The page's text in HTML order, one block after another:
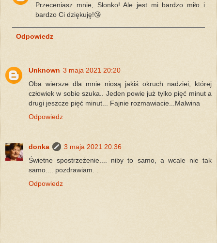
Przeceniasz mnie, Słonko! Ale jest mi bardzo miło i
bardzo Ci dziękuję!😘
Odpowiedz
Unknown 3 maja 2021 20:20
Oba wiersze dla mnie niosą jakiś okruch nadziei, której
człowiek w sobie szuka.. Jeden powie już tylko pięć minut a
drugi jeszcze pięć minut... Fajnie rozmawiacie...Malwina
Odpowiedz
donka
3 maja 2021 20:36
Świetne spostrzeżenie.... niby to samo, a wcale nie tak
samo.... pozdrawiam. .
Odpowiedz